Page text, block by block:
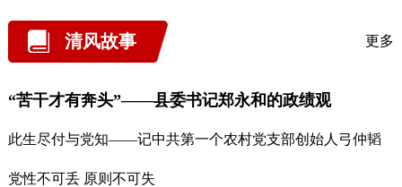
清风故事 更多
“苦干才有奔头”——县委书记郑永和的政绩观
此生尽付与党知——记中共第一个农村党支部创始人弓仲韬
党性不可丢 原则不可失